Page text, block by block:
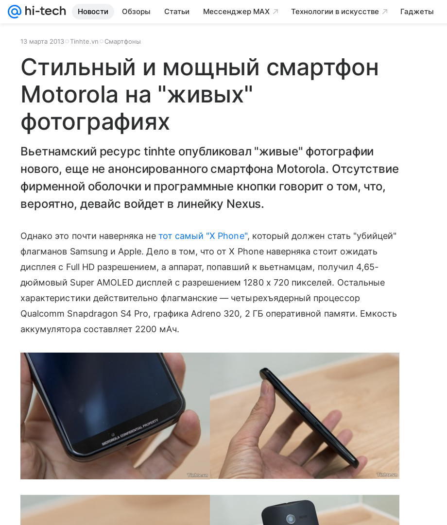
Новости Обзоры Статьи Мессенджер MAX Технологии в искусстве Гаджеты
13 марта 2013 Tinhte.vn Смартфоны
Стильный и мощный смартфон
Motorola на "живых"
фотографиях
Вьетнамский ресурс tinhte опубликовал "живые" фотографии
нового, еще не анонсированного смартфона Motorola. Отсутствие
фирменной оболочки и программные кнопки говорит о том, что,
вероятно, девайс войдет в линейку Nexus.
Однако это почти наверняка не тот самый "X Phone", который должен стать "убийцей"
флагманов Samsung и Apple. Дело в том, что от X Phone наверняка стоит ожидать
дисплея с Full HD разрешением, а аппарат, попавший к вьетнамцам, получил 4,65-
дюймовый Super AMOLED дисплей с разрешением 1280 х 720 пикселей. Остальные
характеристики действительно флагманские — четырехъядерный процессор
Qualcomm Snapdragon S4 Pro, графика Adreno 320, 2 ГБ оперативной памяти. Емкость
аккумулятора составляет 2200 мАч.